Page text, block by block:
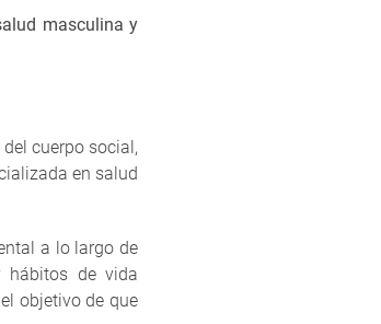
masculina y
cuerpo social,
en salud
a lo largo de
hábitos de vida
objetivo de que